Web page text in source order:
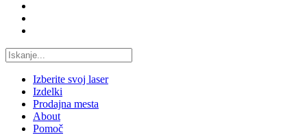
Izberite svoj laser
Izdelki
Prodajna mesta
About
Pomoč